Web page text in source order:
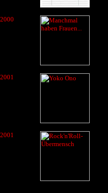
2000
2001
2001